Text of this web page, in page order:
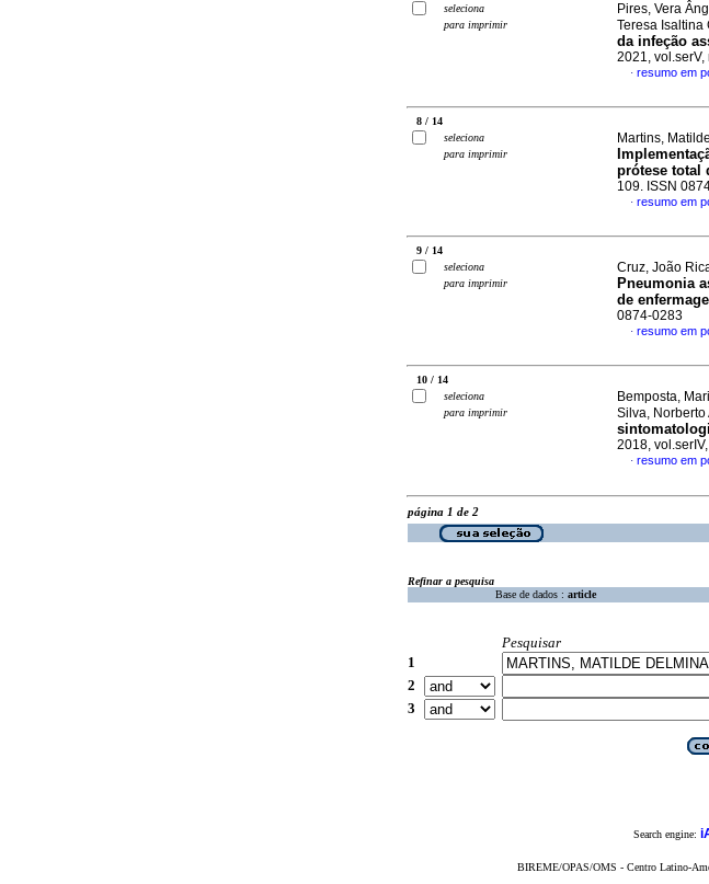
seleciona
para imprimir
Pires, Vera
Teresa Isaltina
da infeção
2021,
· resumo em
8 / 14
seleciona
para imprimir
Martins,
prótese total
109. ISSN
· resumo em
9 / 14
seleciona
para imprimir
Cruz, João
Pneumonia
de
0874-0283
· resumo em
10 / 14
seleciona
para imprimir
Bemposta,
Silva,
2018,
· resumo em
página 1 de 2
Refinar a pesquisa
Base de dados : article
Pesquisar
1
2
3
Search engine:
BIREME/OPAS/OMS - Centro Latino-